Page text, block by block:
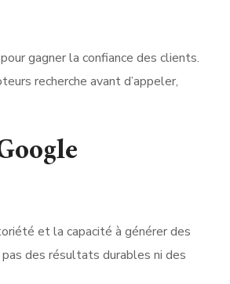
gagner la confiance des clients.
recherche avant d’appeler,
et la capacité à générer des
des résultats durables ni des